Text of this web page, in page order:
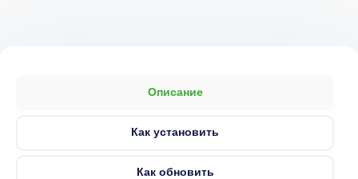
Описание
Как установить
Как обновить